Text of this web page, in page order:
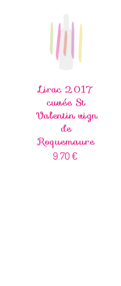
Lirac 2017
cuvée St
Valentin vign
de
Roquemaure
9.70 €